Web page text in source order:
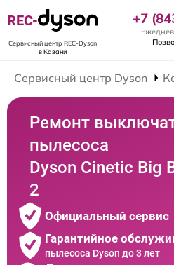
REC-
Сервисный центр REC-Dyson
в Казани
+7
Сервисный центр Dyson
Ремонт
пылесоса
Dyson Cinetic Big
2
Официальный сервис
Гарантийное
пылесоса Dyson до 3 лет